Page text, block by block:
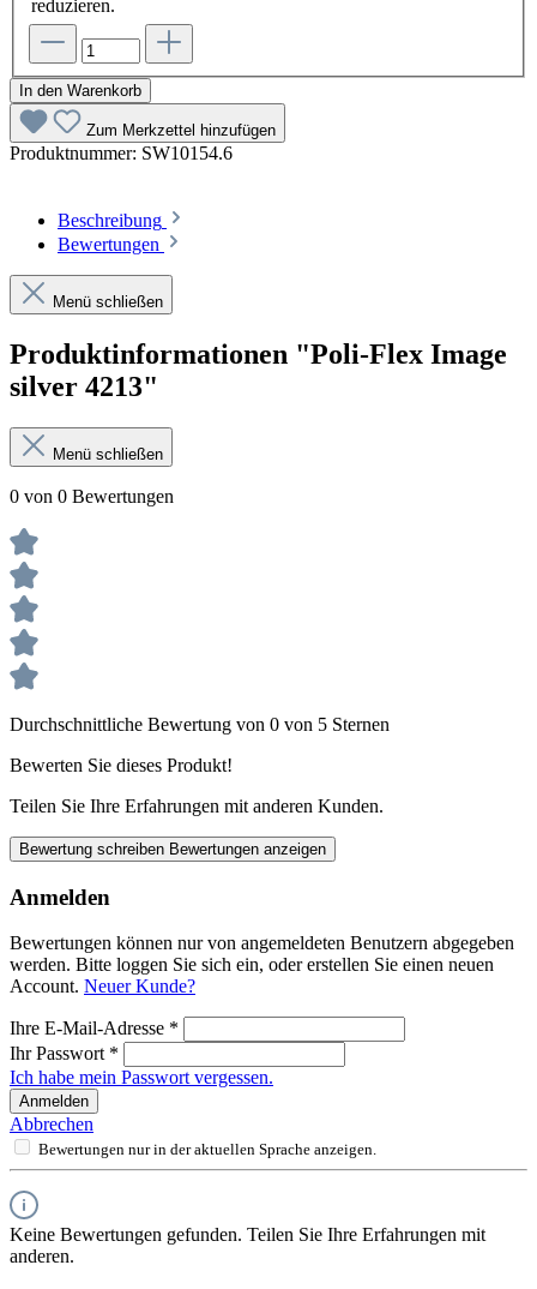
reduzieren.
In den Warenkorb
Zum Merkzettel hinzufügen
Produktnummer: SW10154.6
Beschreibung
Bewertungen
Menü schließen
Produktinformationen "Poli-Flex Image
silver 4213"
Menü schließen
0 von 0 Bewertungen
Durchschnittliche Bewertung von 0 von 5 Sternen
Bewerten Sie dieses Produkt!
Teilen Sie Ihre Erfahrungen mit anderen Kunden.
Bewertung schreiben Bewertungen anzeigen
Anmelden
Bewertungen können nur von angemeldeten Benutzern abgegeben
werden. Bitte loggen Sie sich ein, oder erstellen Sie einen neuen
Account. Neuer Kunde?
Ihre E-Mail-Adresse *
Ihr Passwort *
Ich habe mein Passwort vergessen.
Anmelden
Abbrechen
Bewertungen nur in der aktuellen Sprache anzeigen.
Keine Bewertungen gefunden. Teilen Sie Ihre Erfahrungen mit
anderen.